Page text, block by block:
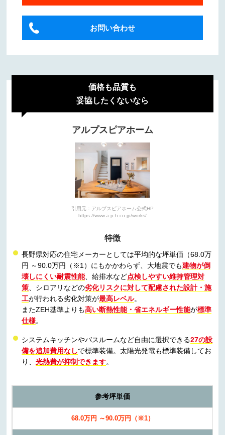
価格も品質も
妥協したくないなら
アルプスピアホーム
引用元：アルプスピアホーム公式HP
https://www.a-p-h.co.jp/works/
特徴
長野県対応の住宅メーカーとしては平均的な坪単価（68.0万
円 ～90.0万円（※1）にもかかわらず、大地震でも建物が倒
壊しにくい耐震性能、給排水など点検しやすい維持管理対
策 、シロアリなどの劣化リスクに対して配慮された設計・施
工が行われる劣化対策が最高レベル。
またZEH基準よりも高い断熱性能・省エネルギー性能が標準
仕様。
システムキッチンやバスルームなど自由に選択できる27の設
備を追加費用なしで標準装備。太陽光発電も標準装備してお
り、光熱費が抑制できます。
参考坪単価
68.0万円 ～90.0万円（※1）
お問い合わせ